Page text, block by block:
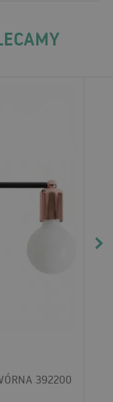
392200